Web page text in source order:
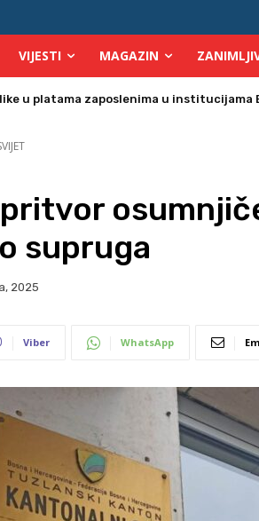
VIJESTI MAGAZIN
identificirati otiskom prsta, a glasovi
supruga
2025
Viber WhatsApp